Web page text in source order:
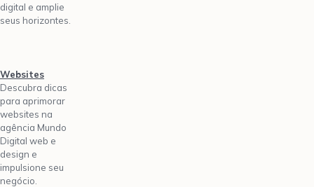
digital e amplie
seus horizontes.
Websites
Descubra dicas
para aprimorar
websites na
agência Mundo
Digital web e
design e
impulsione seu
negócio.